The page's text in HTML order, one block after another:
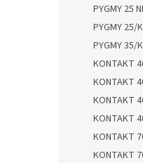
PYGMY 25
PYGMY
PYGMY
KONTAKT
KONTAKT
KONTAKT
KONTAKT
KONTAKT
KONTAKT